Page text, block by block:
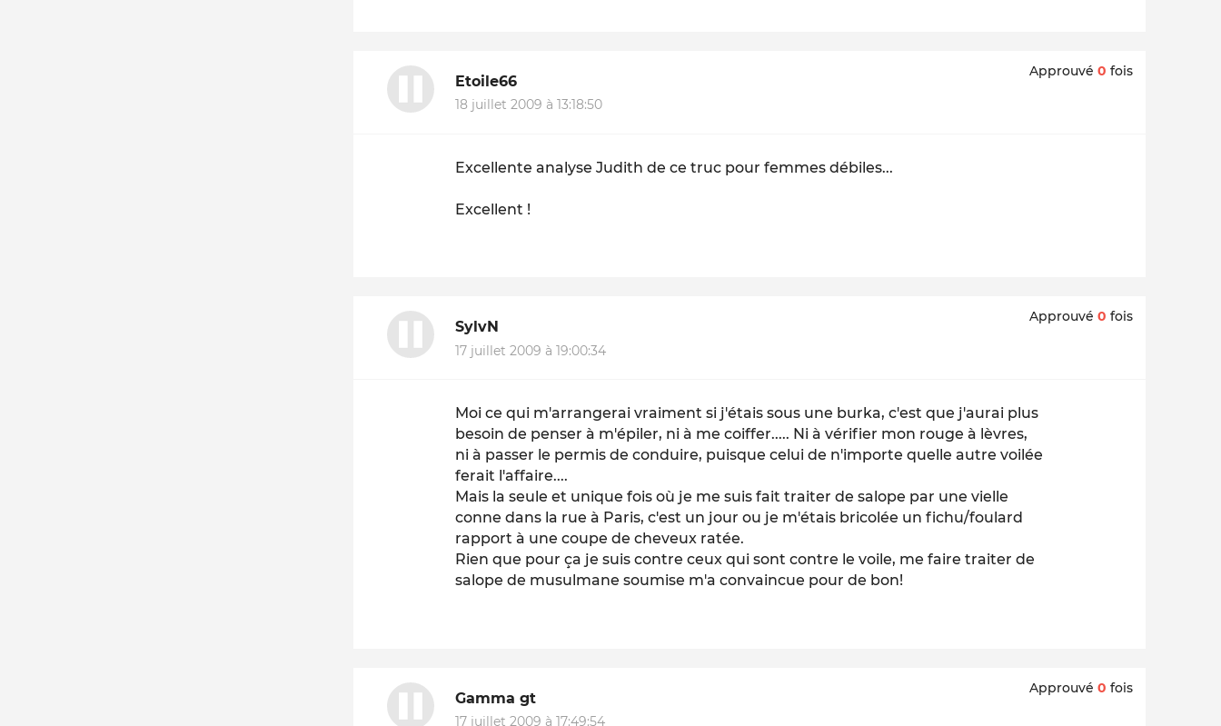
Etoile66
18 juillet 2009 à 13:18:50
Approuvé 0 fois
Excellente analyse Judith de ce truc pour femmes débiles...
Excellent !
SylvN
17 juillet 2009 à 19:00:34
Approuvé 0 fois
Moi ce qui m'arrangerai vraiment si j'étais sous une burka, c'est que j'aurai plus
besoin de penser à m'épiler, ni à me coiffer..... Ni à vérifier mon rouge à lèvres,
ni à passer le permis de conduire, puisque celui de n'importe quelle autre voilée
ferait l'affaire....
Mais la seule et unique fois où je me suis fait traiter de salope par une vielle
conne dans la rue à Paris, c'est un jour ou je m'étais bricolée un fichu/foulard
rapport à une coupe de cheveux ratée.
Rien que pour ça je suis contre ceux qui sont contre le voile, me faire traiter de
salope de musulmane soumise m'a convaincue pour de bon!
Gamma gt
17 juillet 2009 à 17:49:54
Approuvé 0 fois